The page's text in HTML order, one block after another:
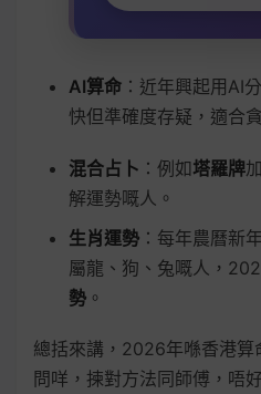
AI算命 ：近年興起用AI
快但準確度存疑，適合
混合占卜 ：例如塔羅牌加
解運勢嘅人。
生肖運勢 ：每年農曆新
屬龍、狗、兔嘅人，
勢 。
總括來講，2026年喺香港算
問咩，揀對方法同師傅，唔